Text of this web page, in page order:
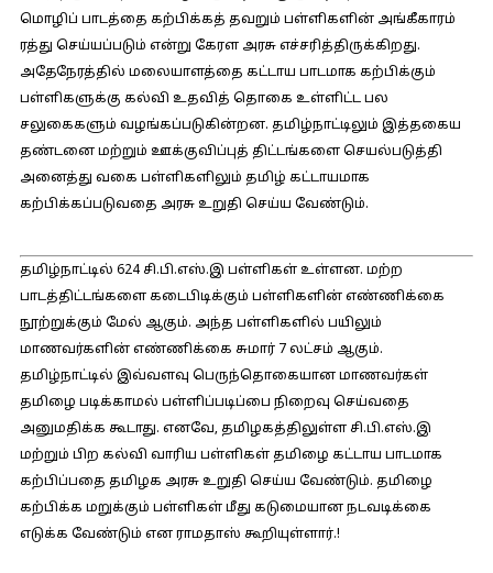
மொழிப் பாடத்தை கற்பிக்கத் தவறும் பள்ளிகளின் அங்கீகாரம்
ரத்து செய்யப்படும் என்று கேரள அரசு எச்சரித்திருக்கிறது.
அதேநேரத்தில் மலையாளத்தை கட்டாய பாடமாக கற்பிக்கும்
பள்ளிகளுக்கு கல்வி உதவித் தொகை உள்ளிட்ட பல
சலுகைகளும் வழங்கப்படுகின்றன. தமிழ்நாட்டிலும் இத்தகைய
தண்டனை மற்றும் ஊக்குவிப்புத் திட்டங்களை செயல்படுத்தி
அனைத்து வகை பள்ளிகளிலும் தமிழ் கட்டாயமாக
கற்பிக்கப்படுவதை அரசு உறுதி செய்ய வேண்டும்.
தமிழ்நாட்டில் 624 சி.பி.எஸ்.இ பள்ளிகள் உள்ளன. மற்ற
பாடத்திட்டங்களை கடைபிடிக்கும் பள்ளிகளின் எண்ணிக்கை
நூற்றுக்கும் மேல் ஆகும். அந்த பள்ளிகளில் பயிலும்
மாணவர்களின் எண்ணிக்கை சுமார் 7 லட்சம் ஆகும்.
தமிழ்நாட்டில் இவ்வளவு பெருந்தொகையான மாணவர்கள்
தமிழை படிக்காமல் பள்ளிப்படிப்பை நிறைவு செய்வதை
அனுமதிக்க கூடாது. எனவே, தமிழகத்திலுள்ள சி.பி.எஸ்.இ
மற்றும் பிற கல்வி வாரிய பள்ளிகள் தமிழை கட்டாய பாடமாக
கற்பிப்பதை தமிழக அரசு உறுதி செய்ய வேண்டும். தமிழை
கற்பிக்க மறுக்கும் பள்ளிகள் மீது கடுமையான நடவடிக்கை
எடுக்க வேண்டும் என ராமதாஸ் கூறியுள்ளார்.!